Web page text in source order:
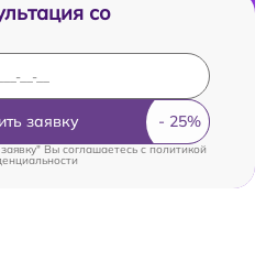
со
заявку
Вы соглашаетесь c политикой